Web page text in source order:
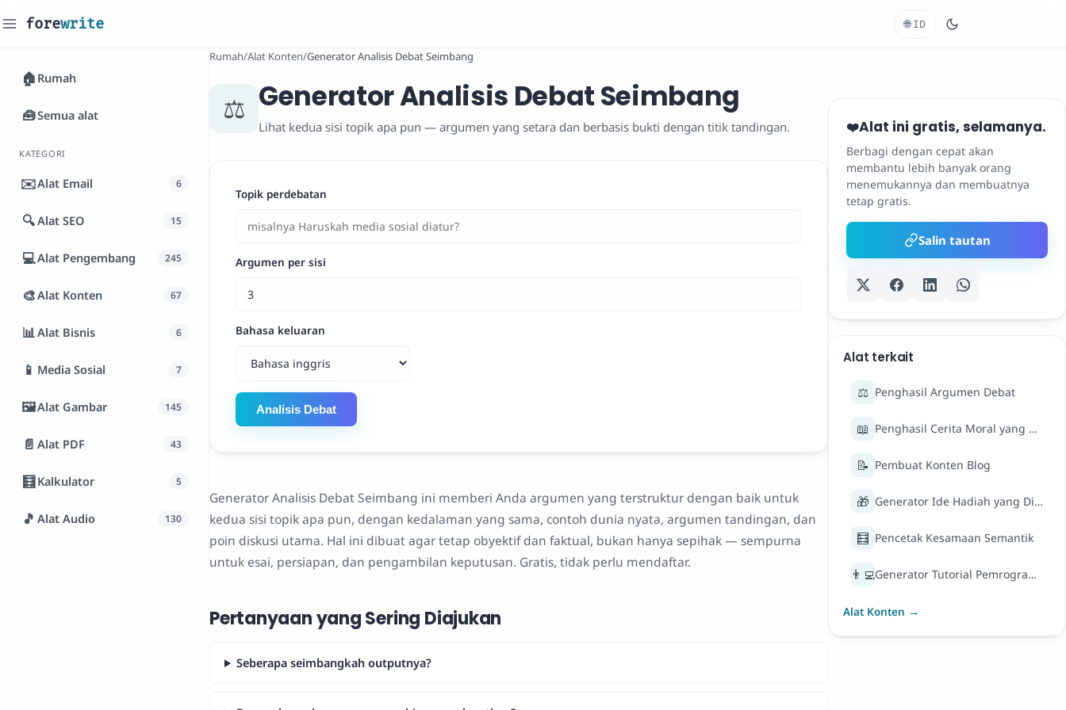
forewrite 🌐 ID
🏠 Rumah
🧰Semua alat
KATEGORI
✉️Alat Email 6
🔍Alat SEO 15
💻Alat Pengembang 245
🎨Alat Konten 67
📊Alat Bisnis 6
📱 Media Sosial 7
🖼️Alat Gambar 145
📄 Alat PDF 43
🧮Kalkulator 5
🎵 Alat Audio 130
Rumah/Alat Konten/Generator Analisis Debat Seimbang
⚖️ Generator Analisis Debat Seimbang
Lihat kedua sisi topik apa pun — argumen yang setara dan berbasis bukti dengan titik tandingan.
Topik perdebatan
Argumen per sisi
Bahasa keluaran
Analisis Debat
Generator Analisis Debat Seimbang ini memberi Anda argumen yang terstruktur dengan baik untuk
kedua sisi topik apa pun, dengan kedalaman yang sama, contoh dunia nyata, argumen tandingan, dan
poin diskusi utama. Hal ini dibuat agar tetap obyektif dan faktual, bukan hanya sepihak — sempurna
untuk esai, persiapan, dan pengambilan keputusan. Gratis, tidak perlu mendaftar.
Pertanyaan yang Sering Diajukan
Seberapa seimbangkah outputnya?
❤️Alat ini gratis, selamanya.
Berbagi dengan cepat akan
membantu lebih banyak orang
menemukannya dan membuatnya
tetap gratis.
Salin tautan
Alat terkait
⚖️ Penghasil Argumen Debat
📖 Penghasil Cerita Moral yang Berfokus pada Anak
📝 Pembuat Konten Blog
🎁 Generator Ide Hadiah yang Dipersonalisasi
🧮 Pencetak Kesamaan Semantik
👨‍💻 Generator Tutorial Pemrograman
Alat Konten →